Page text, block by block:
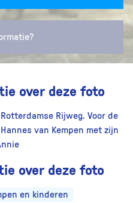
over deze foto
Rijweg. Voor de
van Kempen met zijn
over deze foto
en kinderen